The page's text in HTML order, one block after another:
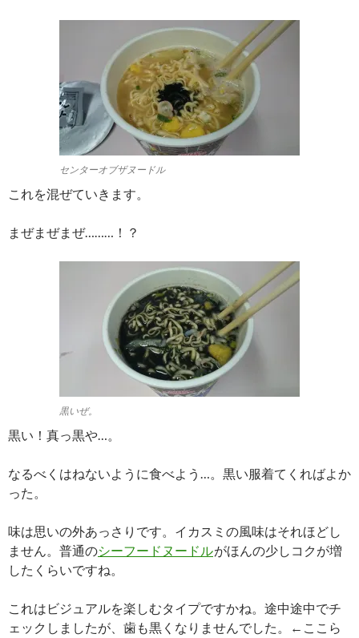
センターオブザヌードル
これを混ぜていきます。
まぜまぜまぜ………！？
黒いぜ。
黒い！真っ黒や…。
なるべくはねないように食べよう…。黒い服着てくればよか
った。
味は思いの外あっさりです。イカスミの風味はそれほどし
ません。普通のシーフードヌードルがほんの少しコクが増
したくらいですね。
これはビジュアルを楽しむタイプですかね。途中途中でチ
ェックしましたが、歯も黒くなりませんでした。←ここら